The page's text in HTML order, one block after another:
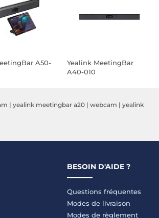
A50-
Yealink MeetingBar
A40-010
| yealink meetingbar a20 | webcam | yealink
BESOIN D'AIDE ?
Questions fréquentes
Modes de livraison
Modes de règlement